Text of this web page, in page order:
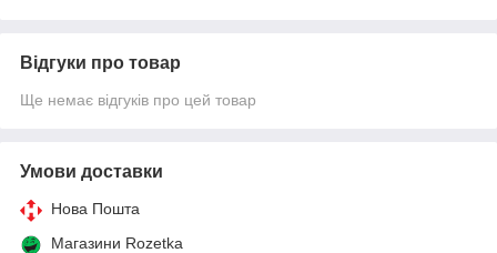
Відгуки про товар
Ще немає відгуків про цей товар
Умови доставки
Нова Пошта
Магазини Rozetka